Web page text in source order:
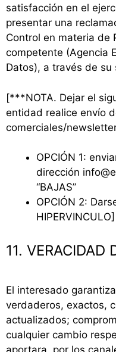
satisfacción en el
presentar una
Control en materia de
competente (Agencia
Datos), a través de
[***NOTA. Dejar el
entidad realice envío
comerciales/
OPCIÓN 1:
dirección
“BAJAS”
OPCIÓN 2:
HIPERVINCULO]
11. VERACIDAD
El interesado
verdaderos, exactos,
actualizados;
cualquier cambio
aportara, por los